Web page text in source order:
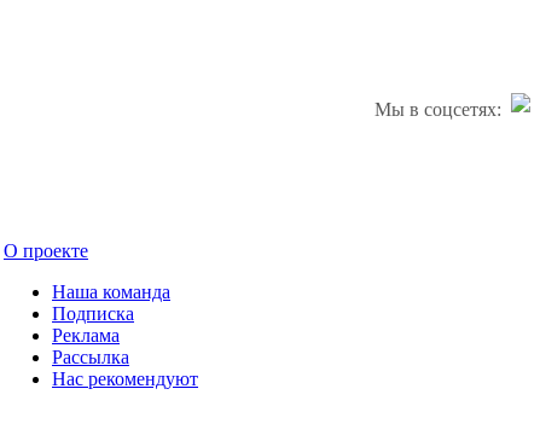
Мы в соцсетях:
О проекте
Наша команда
Подписка
Реклама
Рассылка
Нас рекомендуют